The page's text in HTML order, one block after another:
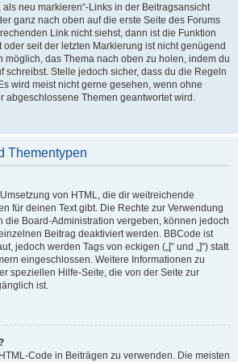
als neu markieren“-Links in der Beitragsansicht
ganz nach oben auf die erste Seite des Forums
Link nicht siehst, dann ist die Funktion
seit der letzten Markierung ist nicht genügend
möglich, das Thema nach oben zu holen, indem du
schreibst. Stelle jedoch sicher, dass du die Regeln
wird meist nicht gerne gesehen, wenn ohne
abgeschlossene Themen geantwortet wird.
Thementypen
von HTML, die dir weitreichende
für deinen Text gibt. Die Rechte zur Verwendung
die Board-Administration vergeben, können jedoch
Beitrag deaktiviert werden. BBCode ist
jedoch werden Tags von eckigen („[“ und „]“) statt
eingeschlossen. Weitere Informationen zu
speziellen Hilfe-Seite, die von der Seite zur
ist.
Code in Beiträgen zu verwenden. Die meisten